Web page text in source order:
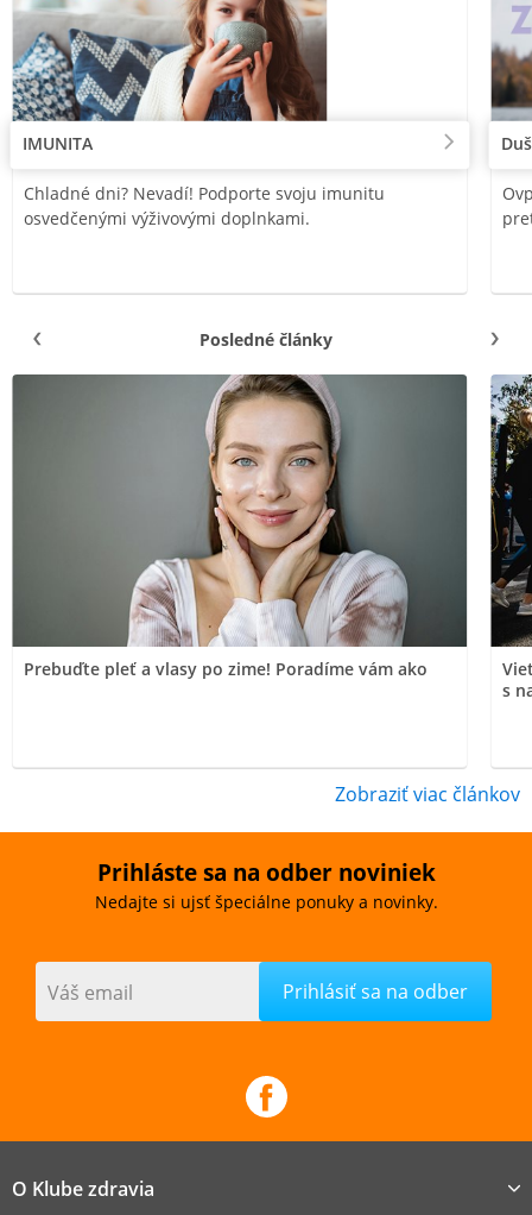
IMUNITA
Chladné dni? Nevadí! Podporte svoju imunitu
osvedčenými výživovými doplnkami.
Posledné články
Prebuďte pleť a vlasy po zime! Poradíme vám ako
s
Zobraziť viac článkov
Prihláste sa na odber noviniek
Nedajte si ujsť špeciálne ponuky a novinky.
Váš email
O Klube zdravia